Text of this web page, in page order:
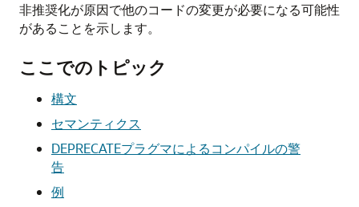
非推奨化が原因で他のコードの変更が必要になる可能性
があることを示します。
ここでのトピック
構文
セマンティクス
DEPRECATEプラグマによるコンパイルの警
告
例